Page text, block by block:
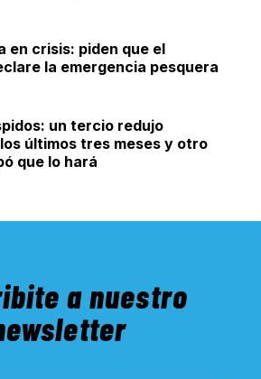
en crisis: piden que el
la emergencia pesquera
un tercio redujo
últimos tres meses y otro
que lo hará
a nuestro